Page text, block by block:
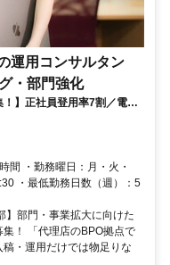
運用コンサルタン
・部門強化
！】正社員登用率7割／電通
／残業月平均4時間19分
間 ・勤務曜日：月・火・
・最低勤務日数（週）：5
】部門・事業拡大に向けた
！ 「代理店のBPO拠点で
・運用だけでは物足りな